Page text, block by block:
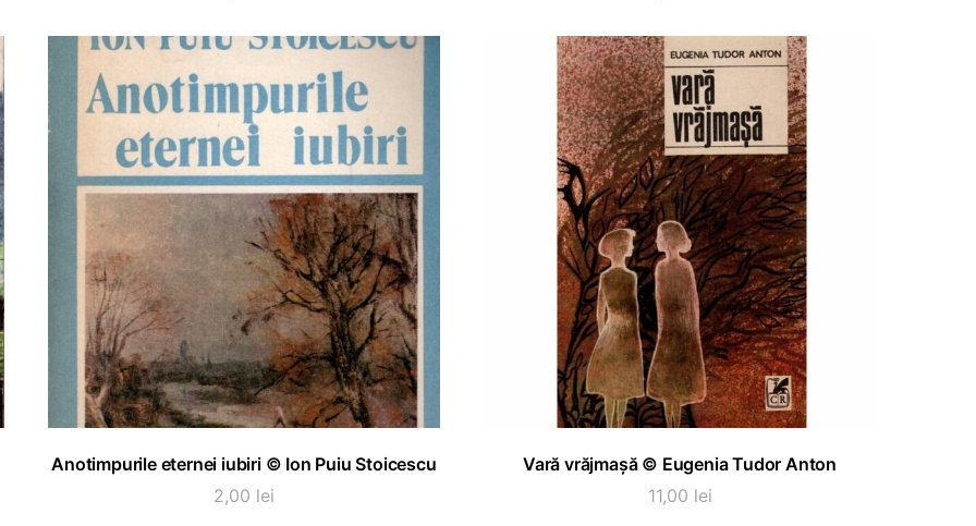
ADAUGĂ ÎN COȘ
Anotimpurile eternei iubiri © Ion Puiu Stoicescu
2,00 lei
ADAUGĂ ÎN COȘ
Vară vrăjmașă © Eugenia Tudor Anton
11,00 lei